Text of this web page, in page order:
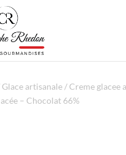
Glace artisanale/ Creme glacee
– Chocolat 66%